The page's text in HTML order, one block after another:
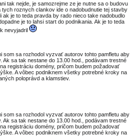
tak nejde, je samozrejme ze je nutne sa o budovu
roznych clankov ide o nadobudnutie tej stavby
je to teda pravda by rado nieco take nadobudlo
je to lahsi start do podnikania. Ak je to teda
nevyjadril
som sa rozhodol vyzvať autorov tohto pamfletu aby
sa tak nestane do 13.00 hod., podávam trestné
registráciu domény, pričom budem požadovať
A vôbec podniknem všetky potrebné kroky na
poloprávd a klamstiev.
som sa rozhodol vyzvať autorov tohto pamfletu aby
sa tak nestane do 13.00 hod., podávam trestné
registráciu domény, pričom budem požadovať
A vôbec podniknem všetky potrebné kroky na